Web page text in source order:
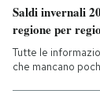
Saldi invernali
regione per
Tutte le
che mancano